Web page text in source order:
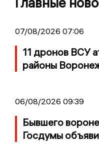
07/08/2026 07:06
11 дронов ВСУ
районы
06/08/2026 09:39
Бывшего
Госдумы